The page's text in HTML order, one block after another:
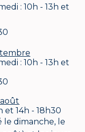
: 10h - 13h et
: 10h - 13h et
et 14h - 18h30
le dimanche, le